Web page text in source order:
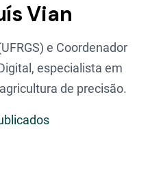
Vian
e Coordenador
especialista em
de precisão.